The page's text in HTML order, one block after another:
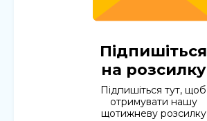
Підпишіться
на розсилку
Підпишіться тут, щоб
отримувати нашу
щотижневу розсилку